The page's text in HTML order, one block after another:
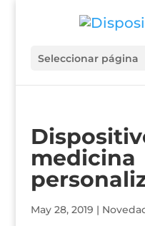
Seleccionar página
medicina
May 28, 2019 |